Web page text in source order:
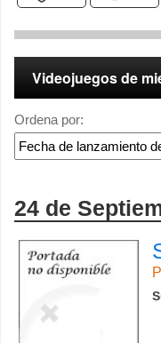
Videojuegos de
Ordena por:
24 de